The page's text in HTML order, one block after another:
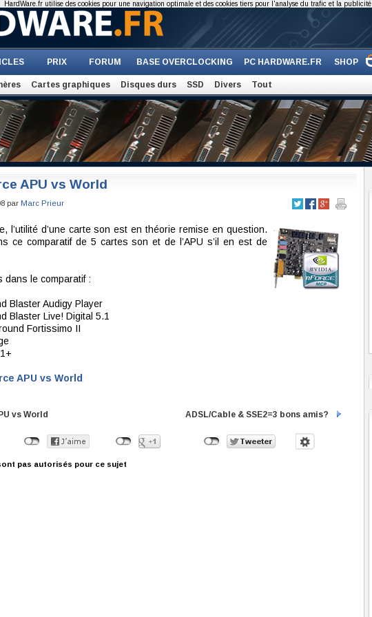
PRIX FORUM BASE OVERCLOCKING PC HARDWARE.FR SHOP
Cartes graphiques Disques durs SSD Divers Tout
APU vs World
par Marc Prieur
l’utilité d’une carte son est en théorie remise en question.
ce comparatif de 5 cartes son et de l’APU s’il en est de
le comparatif :
Blaster Audigy Player
Blaster Live! Digital 5.1
Fortissimo II
APU vs World
vs World ADSL/Cable & SSE2=3 bons amis?
pas autorisés pour ce sujet
HardWare.fr utilise des cookies pour une navigation optimale et des cookies tiers pour l'analyse du trafic et la publicité